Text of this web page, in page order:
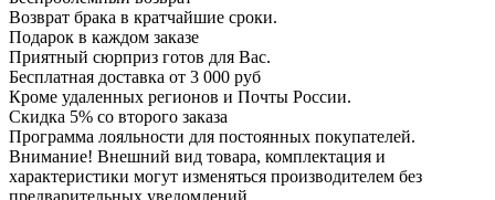
Возврат брака в кратчайшие сроки.
Подарок в каждом заказе
Приятный сюрприз готов для Вас.
Бесплатная доставка от 3 000 руб
Кроме удаленных регионов и Почты России.
Скидка 5% со второго заказа
Программа лояльности для постоянных покупателей.
Внимание! Внешний вид товара, комплектация и
характеристики могут изменяться производителем без
предварительных уведомлений.